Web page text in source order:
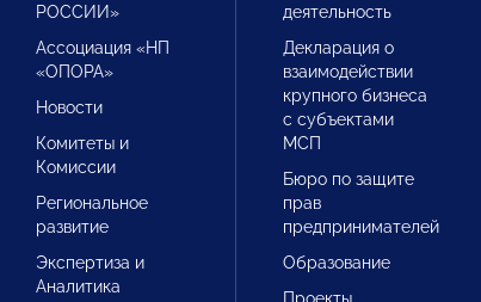
РОССИИ»
Ассоциация «НП
«ОПОРА»
Новости
Комитеты и
Комиссии
Региональное
развитие
Экспертиза и
Аналитика
деятельность
Декларация о
взаимодействии
крупного бизнеса
с субъектами
МСП
Бюро по защите
прав
предпринимателей
Образование
Проекты